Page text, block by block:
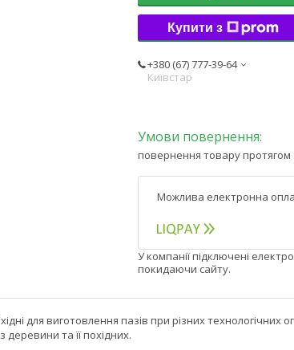
Купити з
+380 (67) 777-39-64
Київстар
повернення товару протягом
У компанії підключені
покидаючи сайту.
для виготовлення пазів при різних технологічних
деревини та її похідних.